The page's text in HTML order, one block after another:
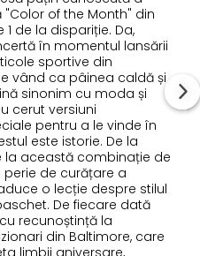
"Color of the Month" din
1 de la dispariție. Da,
în momentul lansării
sportive din
vând ca pâinea caldă și
sinonim cu moda și
cerut versiuni
pentru a le vinde în
este istorie. De la
această combinație de
de curățare a
o lecție despre stilul
De fiecare dată
recunoștință la
din Baltimore, care
limbii aniversare,